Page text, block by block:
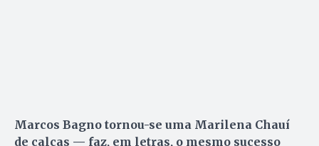
Marcos Bagno tornou-se uma Marilena Chauí
de calças — faz, em letras, o mesmo sucesso